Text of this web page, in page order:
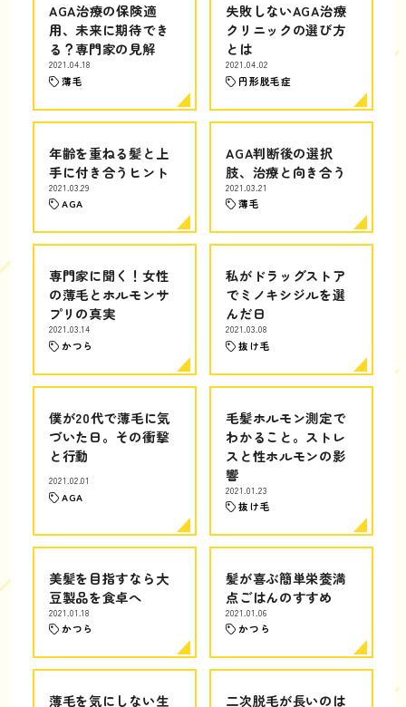
AGA治療の保険適
用、未来に期待でき
る？専門家の見解
2021.04.18
薄毛
失敗しないAGA治療
クリニックの選び方
とは
2021.04.02
円形脱毛症
年齢を重ねる髪と上
手に付き合うヒント
2021.03.29
AGA
AGA判断後の選択
肢、治療と向き合う
2021.03.21
薄毛
専門家に聞く！女性
の薄毛とホルモンサ
プリの真実
2021.03.14
かつら
私がドラッグストア
でミノキシジルを選
んだ日
2021.03.08
抜け毛
僕が20代で薄毛に気
づいた日。その衝撃
と行動
2021.02.01
AGA
毛髪ホルモン測定で
わかること。ストレ
スと性ホルモンの影
響
2021.01.23
抜け毛
美髪を目指すなら大
豆製品を食卓へ
2021.01.18
かつら
髪が喜ぶ簡単栄養満
点ごはんのすすめ
2021.01.06
かつら
薄毛を気にしない生 二次脱毛が長いのは